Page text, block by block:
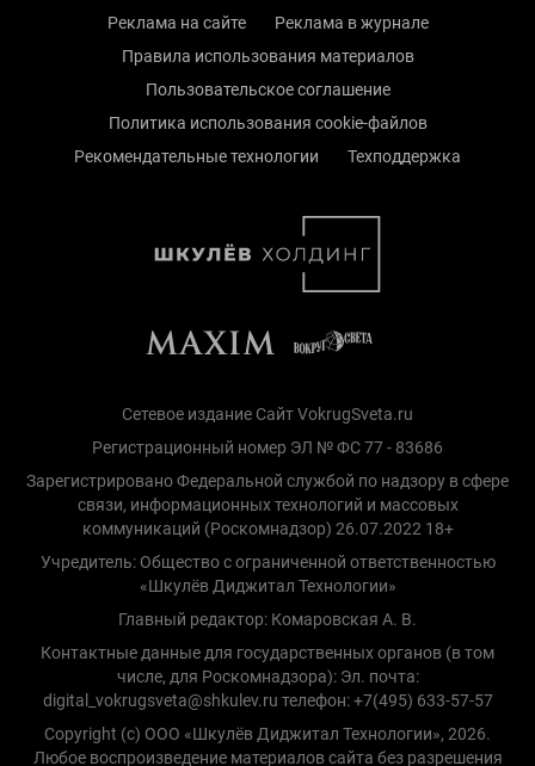
Реклама на сайте
Реклама в журнале
Правила использования материалов
Пользовательское соглашение
Политика использования cookie-файлов
Рекомендательные технологии
Техподдержка
Сетевое издание Сайт VokrugSveta.ru
Регистрационный номер ЭЛ № ФС 77 - 83686
Зарегистрировано Федеральной службой по надзору в сфере
связи, информационных технологий и массовых
коммуникаций (Роскомнадзор) 26.07.2022 18+
Учредитель: Общество с ограниченной ответственностью
«Шкулёв Диджитал Технологии»
Главный редактор: Комаровская А. В.
Контактные данные для государственных органов (в том
числе, для Роскомнадзора): Эл. почта:
digital_vokrugsveta@shkulev.ru телефон: +7(495) 633-57-57
Copyright (с) ООО «Шкулёв Диджитал Технологии», 2026.
Любое воспроизведение материалов сайта без разрешения